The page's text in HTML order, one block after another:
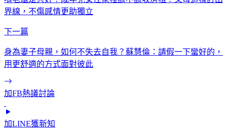
界線，不傷感情更助獨立
下一篇
身為妻子母親，如何不失去自我？蘇慧倫：請假一下蠻好的，
用更舒適的方式面對彼此
加FB熱議討論
加LINE獲新知